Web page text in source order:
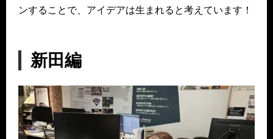
ンすることで、アイデアは生まれると考えています！
新田編